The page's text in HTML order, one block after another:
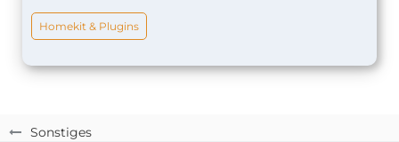
Sonstiges
Homekit & Plugins